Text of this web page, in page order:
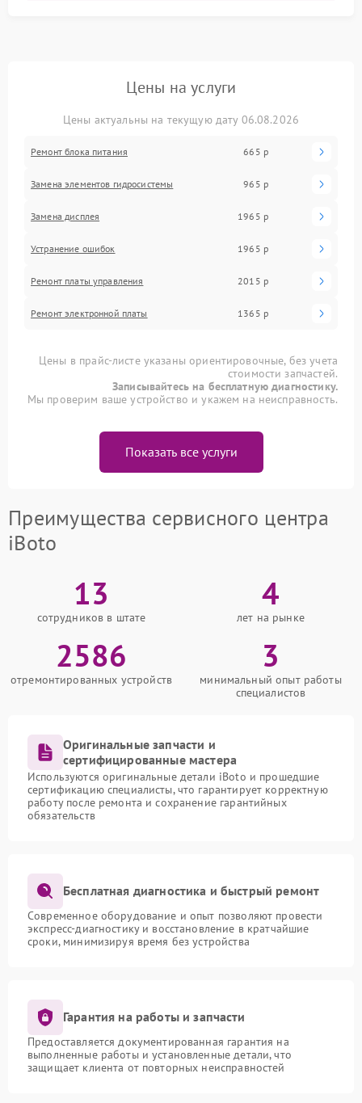
Цены на услуги
Цены актуальны на текущую дату 06.08.2026
Ремонт блока питания 665 р
Замена элементов гидросистемы 965 р
Замена дисплея 1965 р
Устранение ошибок 1965 р
Ремонт платы управления 2015 р
Ремонт электронной платы 1365 р
Цены в прайс-листе указаны ориентировочные, без учета
стоимости запчастей.
Записывайтесь на бесплатную диагностику.
Мы проверим ваше устройство и укажем на неисправность.
Показать все услуги
Преимущества сервисного центра
iBoto
13
сотрудников в штате
4
лет на рынке
2586
отремонтированных устройств
3
минимальный опыт работы
специалистов
Оригинальные запчасти и
сертифицированные мастера
Используются оригинальные детали iBoto и прошедшие
сертификацию специалисты, что гарантирует корректную
работу после ремонта и сохранение гарантийных
обязательств
Бесплатная диагностика и быстрый ремонт
Современное оборудование и опыт позволяют провести
экспресс-диагностику и восстановление в кратчайшие
сроки, минимизируя время без устройства
Гарантия на работы и запчасти
Предоставляется документированная гарантия на
выполненные работы и установленные детали, что
защищает клиента от повторных неисправностей